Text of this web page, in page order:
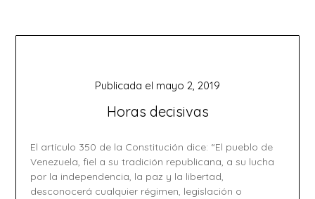
Horas decisivas
Publicada el mayo 2, 2019
El artículo 350 de la Constitución dice: “El pueblo de
Venezuela, fiel a su tradición republicana, a su lucha
por la independencia, la paz y la libertad,
desconocerá cualquier régimen, legislación o